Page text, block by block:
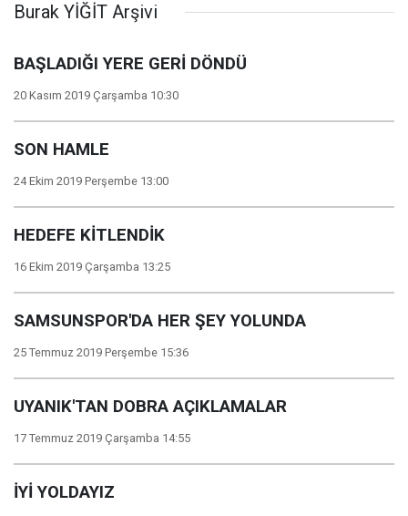
Burak YİĞİT Arşivi
BAŞLADIĞI YERE GERİ DÖNDÜ
20 Kasım 2019 Çarşamba 10:30
SON HAMLE
24 Ekim 2019 Perşembe 13:00
HEDEFE KİTLENDİK
16 Ekim 2019 Çarşamba 13:25
SAMSUNSPOR'DA HER ŞEY YOLUNDA
25 Temmuz 2019 Perşembe 15:36
UYANIK'TAN DOBRA AÇIKLAMALAR
17 Temmuz 2019 Çarşamba 14:55
İYİ YOLDAYIZ